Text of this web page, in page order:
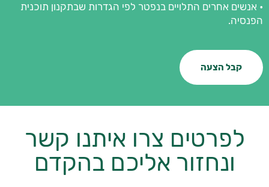
• אנשים אחרים התלויים בנפטר לפי הגדרות שבתקנון תוכנית
הפנסיה.
קבל הצעה
לפרטים צרו איתנו קשר
ונחזור אליכם בהקדם